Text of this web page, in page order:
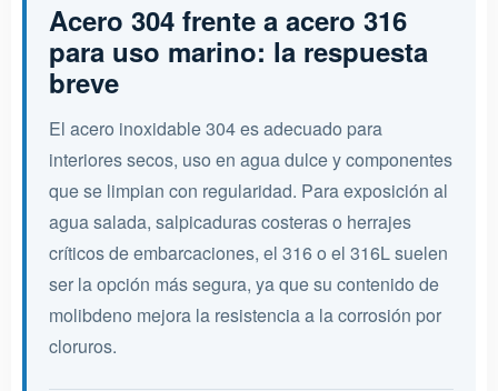
Acero 304 frente a acero 316
para uso marino: la respuesta
breve
El acero inoxidable 304 es adecuado para
interiores secos, uso en agua dulce y componentes
que se limpian con regularidad. Para exposición al
agua salada, salpicaduras costeras o herrajes
críticos de embarcaciones, el 316 o el 316L suelen
ser la opción más segura, ya que su contenido de
molibdeno mejora la resistencia a la corrosión por
cloruros.